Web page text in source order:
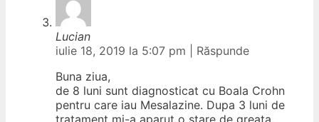
Lucian
iulie 18, 2019 la 5:07 pm
Răspunde
Buna ziua,
de 8 luni sunt diagnosticat cu Boala Crohn
pentru care iau Mesalazine. Dupa 3 luni de
tratament mi-a aparut o stare de greata,